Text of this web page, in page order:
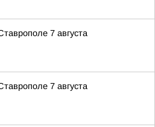
7 августа
7 августа